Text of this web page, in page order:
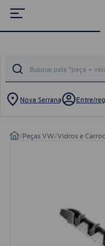
Nova Serrana Entre/
/Peças VW/Vidros e